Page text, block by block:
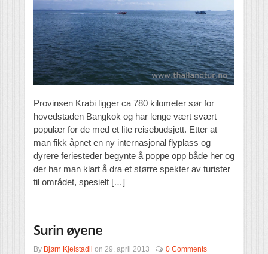
Provinsen Krabi ligger ca 780 kilometer sør for
hovedstaden Bangkok og har lenge vært svært
populær for de med et lite reisebudsjett. Etter at
man fikk åpnet en ny internasjonal flyplass og
dyrere feriesteder begynte å poppe opp både her og
der har man klart å dra et større spekter av turister
til området, spesielt […]
Surin øyene
By Bjørn Kjelstadli on 29. april 2013
0 Comments